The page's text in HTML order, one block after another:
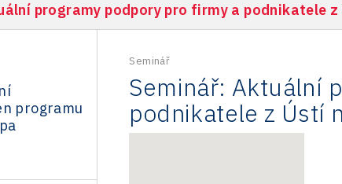
programy podpory pro firmy a podnikatele
programu
Seminář
Seminář: Aktuální
podnikatele z Ústí